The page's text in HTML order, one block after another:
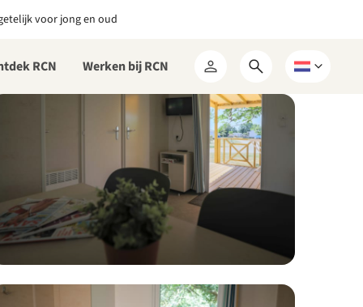
voor jong en oud
RCN Werken bij RCN
Mijn
RCN
Open
zoekformulier
Kies
taal